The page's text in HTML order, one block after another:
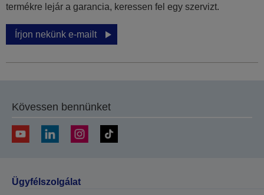
termékre lejár a garancia, keressen fel egy szervizt.
Írjon nekünk e-mailt
Kövessen bennünket
Ügyfélszolgálat